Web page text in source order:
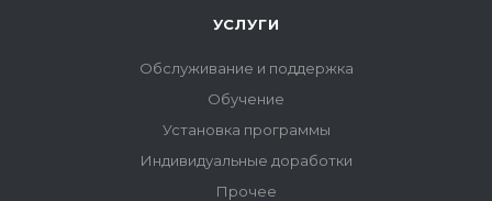
УСЛУГИ
Обслуживание и поддержка
Обучение
Установка программы
Индивидуальные доработки
Прочее